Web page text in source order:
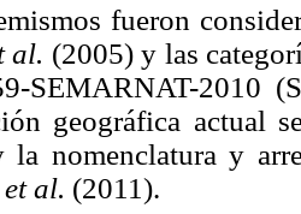
fueron
al. (2005) y las
SEMARNAT-2010
geográfica actual
la nomenclatura y
et al. (2011).